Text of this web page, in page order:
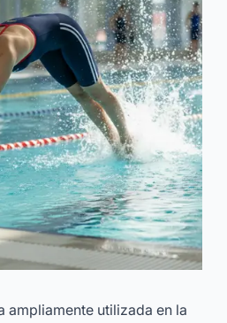
ampliamente utilizada en la